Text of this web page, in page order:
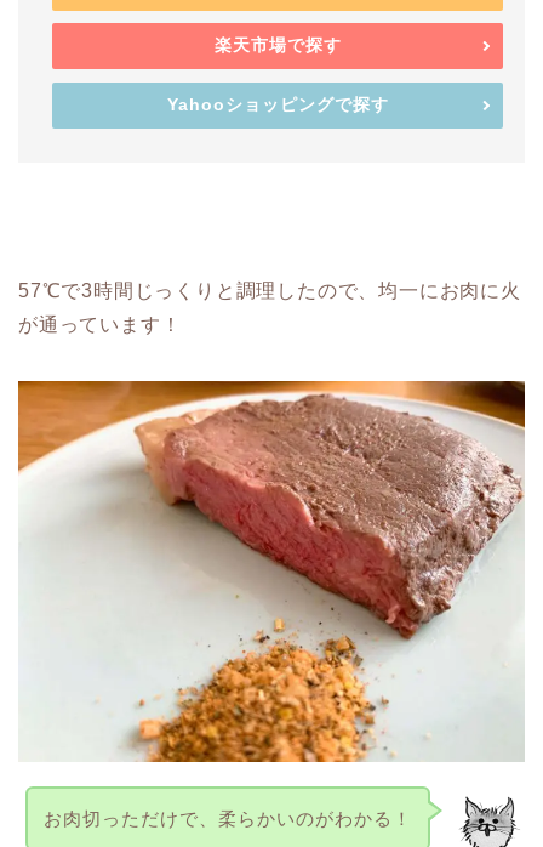
楽天市場で探す
Yahooショッピングで探す
57℃で3時間じっくりと調理したので、均一にお肉に火
が通っています！
お肉切っただけで、柔らかいのがわかる！